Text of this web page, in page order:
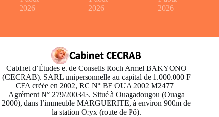
2026
2026
2026
Cabinet d’Études et de Conseils Roch Armel BAKYONO
(CECRAB). SARL unipersonnelle au capital de 1.000.000 F
CFA créée en 2002, RC N° BF OUA 2002 M2477 |
Agrément N° 279/200343. Situé à Ouagadougou (Ouaga
2000), dans l’immeuble MARGUERITE, à environ 900m de
la station Oryx (route de Pô).